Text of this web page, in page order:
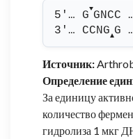
5'… G
▼
GNCC
3'… CCNG▲G
Источник:
Определение
За единицу
количество
гидролиза 1 мкг